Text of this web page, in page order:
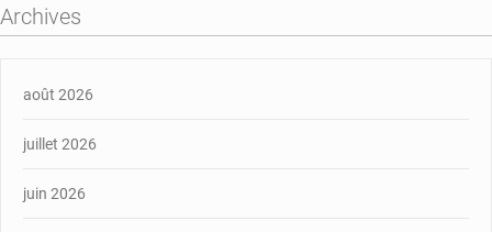
Archives
août 2026
juillet 2026
juin 2026